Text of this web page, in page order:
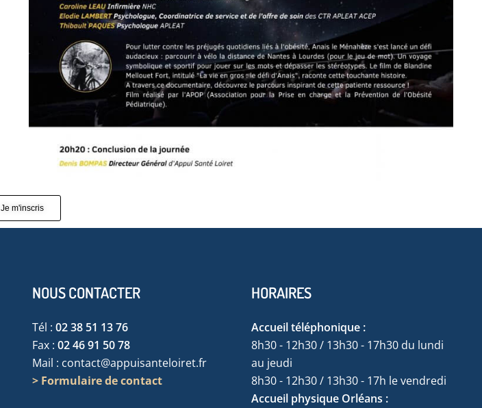
Je m'inscris
NOUS CONTACTER
Tél : 02 38 51 13 76
Fax : 02 46 91 50 78
Mail : contact@appuisanteloiret.fr
> Formulaire de contact
HORAIRES
Accueil téléphonique :
8h30 - 12h30 / 13h30 - 17h30 du lundi
au jeudi
8h30 - 12h30 / 13h30 - 17h le vendredi
Accueil physique Orléans :